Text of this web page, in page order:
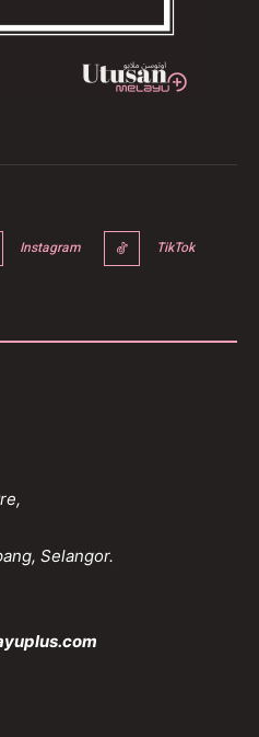
Instagram TikTok
Selangor.